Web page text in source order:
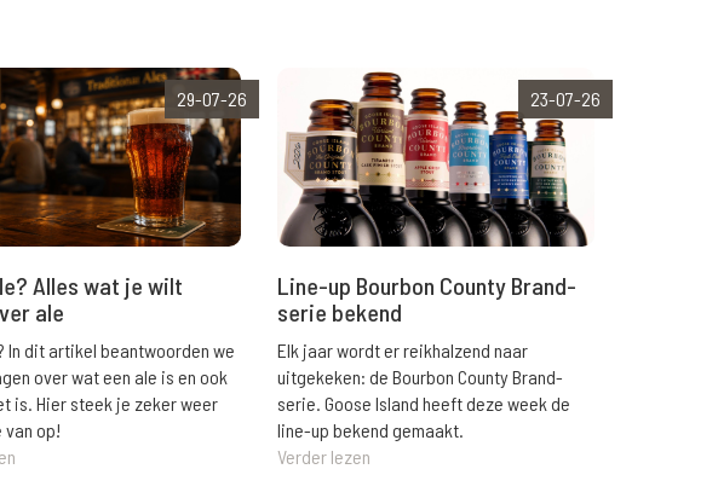
29-07-26
Alles wat je wilt
ale
In dit artikel beantwoorden we
over wat een ale is en ook
is. Hier steek je zeker weer
van op!
23-07-26
Line-up Bourbon County Brand-
serie bekend
Elk jaar wordt er reikhalzend naar
uitgekeken: de Bourbon County Brand-
serie. Goose Island heeft deze week de
line-up bekend gemaakt.
Verder lezen